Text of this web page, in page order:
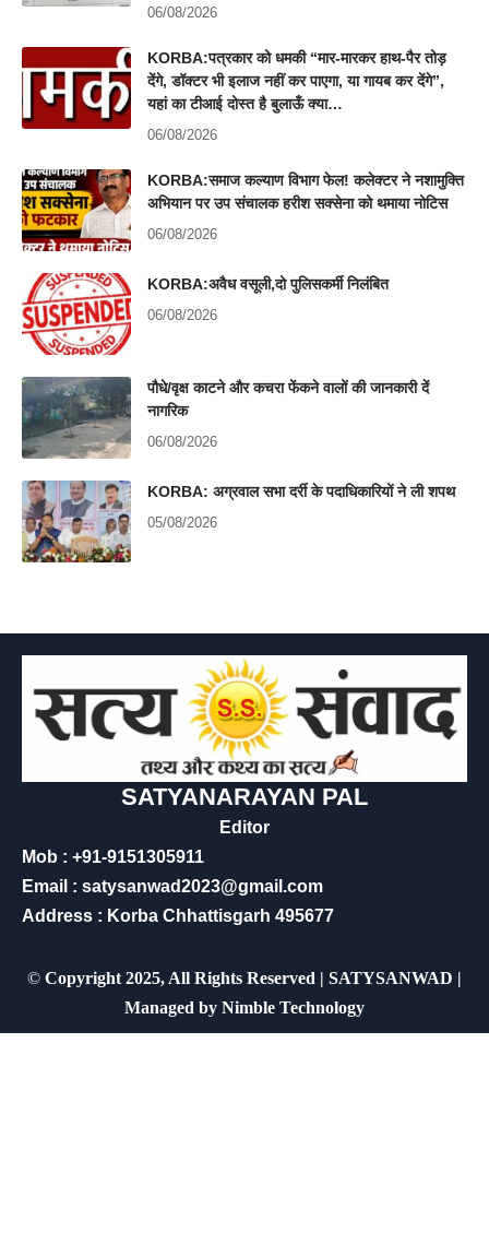
06/08/2026
KORBA:पत्रकार को धमकी “मार-मारकर हाथ-पैर तोड़
देंगे, डॉक्टर भी इलाज नहीं कर पाएगा, या गायब कर देंगे”,
यहां का टीआई दोस्त है बुलाऊँ क्या…
06/08/2026
KORBA:समाज कल्याण विभाग फेल! कलेक्टर ने नशामुक्ति
अभियान पर उप संचालक हरीश सक्सेना को थमाया नोटिस
06/08/2026
KORBA:अवैध वसूली,दो पुलिसकर्मी निलंबित
06/08/2026
पौधे/वृक्ष काटने और कचरा फेंकने वालों की जानकारी दें
नागरिक
06/08/2026
KORBA: अग्रवाल सभा दर्री के पदाधिकारियों ने ली शपथ
05/08/2026
SATYANARAYAN PAL
Editor
Mob : +91-9151305911
Email : satysanwad2023@gmail.com
Address : Korba Chhattisgarh 495677
© Copyright 2025, All Rights Reserved | SATYSANWAD |
Managed by Nimble Technology